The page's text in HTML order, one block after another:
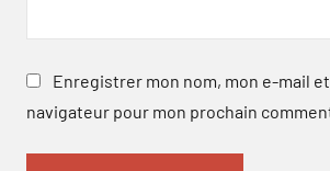
Enregistrer mon nom, mon e-mail
navigateur pour mon prochain